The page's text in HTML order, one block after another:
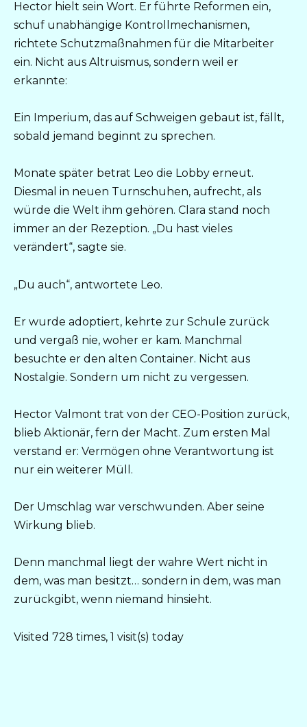
Hector hielt sein Wort. Er führte Reformen ein,
schuf unabhängige Kontrollmechanismen,
richtete Schutzmaßnahmen für die Mitarbeiter
ein. Nicht aus Altruismus, sondern weil er
erkannte:
Ein Imperium, das auf Schweigen gebaut ist, fällt,
sobald jemand beginnt zu sprechen.
Monate später betrat Leo die Lobby erneut.
Diesmal in neuen Turnschuhen, aufrecht, als
würde die Welt ihm gehören. Clara stand noch
immer an der Rezeption. „Du hast vieles
verändert“, sagte sie.
„Du auch“, antwortete Leo.
Er wurde adoptiert, kehrte zur Schule zurück
und vergaß nie, woher er kam. Manchmal
besuchte er den alten Container. Nicht aus
Nostalgie. Sondern um nicht zu vergessen.
Hector Valmont trat von der CEO-Position zurück,
blieb Aktionär, fern der Macht. Zum ersten Mal
verstand er: Vermögen ohne Verantwortung ist
nur ein weiterer Müll.
Der Umschlag war verschwunden. Aber seine
Wirkung blieb.
Denn manchmal liegt der wahre Wert nicht in
dem, was man besitzt… sondern in dem, was man
zurückgibt, wenn niemand hinsieht.
Visited 728 times, 1 visit(s) today